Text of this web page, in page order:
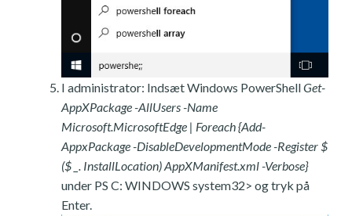
I administrator: Indsæt Windows PowerShellGet-
AppXPackage -AllUsers -Name
Microsoft.MicrosoftEdge | Foreach {Add-
AppxPackage -DisableDevelopmentMode -Register $
($ _. InstallLocation) AppXManifest.xml -Verbose}
under PS C: WINDOWS system32> og tryk på
Enter.